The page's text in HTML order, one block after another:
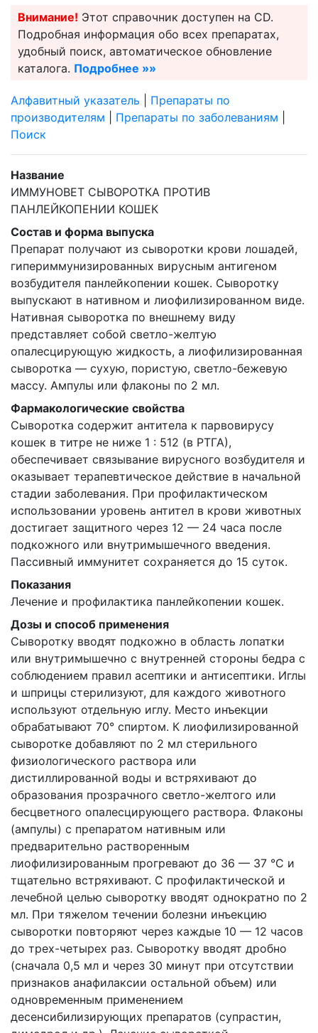
Внимание! Этот справочник доступен на CD.
Подробная информация обо всех препаратах,
удобный поиск, автоматическое обновление
каталога. Подробнее »»
Алфавитный указатель
Препараты по
производителям
Препараты по заболеваниям
Поиск
Название
ИММУНОВЕТ СЫВОРОТКА ПРОТИВ
ПАНЛЕЙКОПЕНИИ КОШЕК
Состав и форма выпуска
Препарат получают из сыворотки крови лошадей,
гипериммунизированных вирусным антигеном
возбудителя панлейкопении кошек. Сыворотку
выпускают в нативном и лиофилизированном виде.
Нативная сыворотка по внешнему виду
представляет собой светло-желтую
опалесцирующую жидкость, а лиофилизированная
сыворотка — сухую, пористую, светло-бежевую
массу. Ампулы или флаконы по 2 мл.
Фармакологические свойства
Сыворотка содержит антитела к парвовирусу
кошек в титре не ниже 1 : 512 (в РТГА),
обеспечивает связывание вирусного возбудителя и
оказывает терапевтическое действие в начальной
стадии заболевания. При профилактическом
использовании уровень антител в крови животных
достигает защитного через 12 — 24 часа после
подкожного или внутримышечного введения.
Пассивный иммунитет сохраняется до 15 суток.
Показания
Лечение и профилактика панлейкопении кошек.
Дозы и способ применения
Сыворотку вводят подкожно в область лопатки
или внутримышечно с внутренней стороны бедра с
соблюдением правил асептики и антисептики. Иглы
и шприцы стерилизуют, для каждого животного
используют отдельную иглу. Место инъекции
обрабатывают 70° спиртом. К лиофилизированной
сыворотке добавляют по 2 мл стерильного
физиологического раствора или
дистиллированной воды и встряхивают до
образования прозрачного светло-желтого или
бесцветного опалесцирующего раствора. Флаконы
(ампулы) с препаратом нативным или
предварительно растворенным
лиофилизированным прогревают до 36 — 37 °С и
тщательно встряхивают. С профилактической и
лечебной целью сыворотку вводят однократно по 2
мл. При тяжелом течении болезни инъекцию
сыворотки повторяют через каждые 10 — 12 часов
до трех-четырех раз. Сыворотку вводят дробно
(сначала 0,5 мл и через 30 минут при отсутствии
признаков анафилаксии остальной объем) или
одновременным применением
десенсибилизирующих препаратов (супрастин,